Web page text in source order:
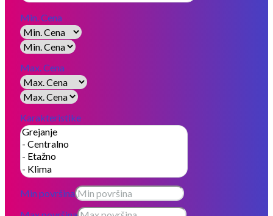
Min. Cena
Max. Cena
Karakteristike
Min površina